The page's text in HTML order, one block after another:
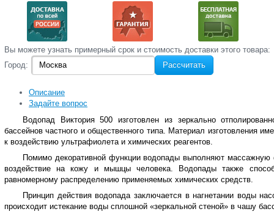
Вы‌ можете‌ узнать‌ примерный срок и стоимость‌ доставки этого товара:
Город:
Рассчитать
Описание
Задайте вопрос
Водопад Виктория 500 изготовлен из зеркально
бассейнов частного и общественного типа. Материал изготовления
к воздействию ультрафиолета и химических реагентов.
Помимо декоративной функции водопады выполняют
воздействие на кожу и мышцы человека. Водопады также
равномерному распределению применяемых химических средств.
Принцип действия водопада заключается в нагнетании воды
происходит истекание воды сплошной «зеркальной стеной» в чашу